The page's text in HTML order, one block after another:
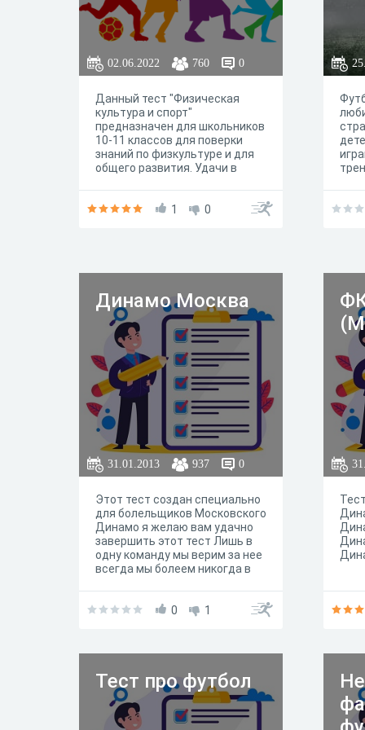
02.06.2022 760 0
Данный тест "Физическая
культура и спорт"
предназначен для школьников
10-11 классов для поверки
знаний по физкультуре и для
общего развития. Удачи в
1 0
-
я и
и
Динамо Москва
31.01.2013 937 0
Этот тест создан специально
для болельщиков Московского
Динамо я желаю вам удачно
завершить этот тест Лишь в
одну команду мы верим за нее
всегда мы болеем никогда в
динамо!!!!!!!!!!!!!!!!!!!!!!!!!!!!!!!!!!!!!!!!!!!!!!!!!!!!!
0 1
Тест про футбол